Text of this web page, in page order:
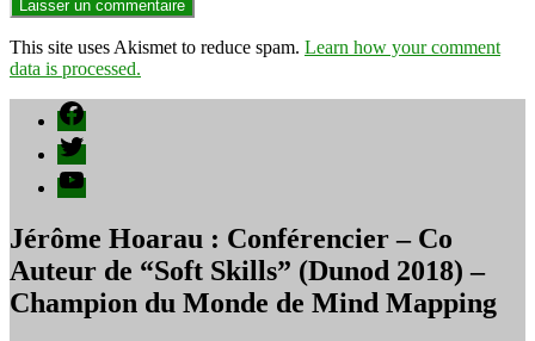
This site uses Akismet to reduce spam. Learn how your comment
data is processed.
Facebook
Twitter
YouTube
Jérôme Hoarau : Conférencier – Co
Auteur de “Soft Skills” (Dunod 2018) –
Champion du Monde de Mind Mapping